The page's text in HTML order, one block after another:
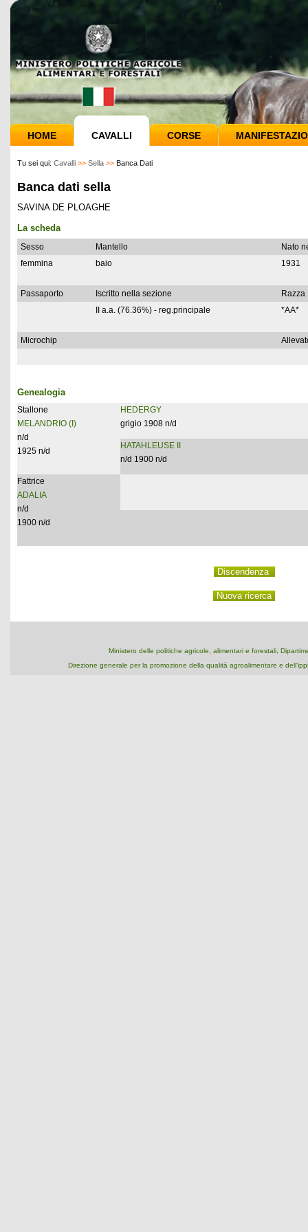
HOME CAVALLI CORSE
Tu sei qui: Cavalli >> Sella >> Banca Dati
Banca dati sella
SAVINA DE PLOAGHE
La scheda
Sesso Mantello
Nato
femmina
baio 1931
Passaporto Iscritto nella sezione
Razza
II a.a. (76.36%) - reg.principale
*AA*
Microchip
Genealogia
Stallone
MELANDRIO (I)
n/d
1925 n/d
HEDERGY
grigio 1908 n/d
HATAHLEUSE II
n/d 1900 n/d
Fattrice
ADALIA
n/d
1900 n/d
Ministero delle politiche agricole, alimentari e forestali,
Direzione generale per la promozione della qualità agroalimentare e